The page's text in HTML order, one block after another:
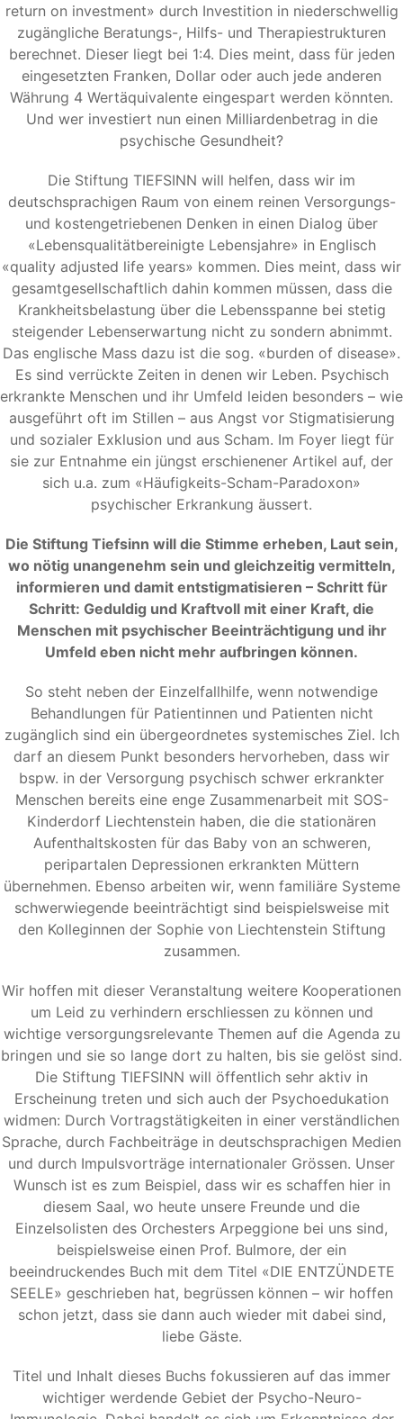
return on investment» durch Investition in niederschwellig
zugängliche Beratungs-, Hilfs- und Therapiestrukturen
berechnet. Dieser liegt bei 1:4. Dies meint, dass für jeden
eingesetzten Franken, Dollar oder auch jede anderen
Währung 4 Wertäquivalente eingespart werden könnten.
Und wer investiert nun einen Milliardenbetrag in die
psychische Gesundheit?
Die Stiftung TIEFSINN will helfen, dass wir im
deutschsprachigen Raum von einem reinen Versorgungs-
und kostengetriebenen Denken in einen Dialog über
«Lebensqualitätbereinigte Lebensjahre» in Englisch
«quality adjusted life years» kommen. Dies meint, dass wir
gesamtgesellschaftlich dahin kommen müssen, dass die
Krankheitsbelastung über die Lebensspanne bei stetig
steigender Lebenserwartung nicht zu sondern abnimmt.
Das englische Mass dazu ist die sog. «burden of disease».
Es sind verrückte Zeiten in denen wir Leben. Psychisch
erkrankte Menschen und ihr Umfeld leiden besonders – wie
ausgeführt oft im Stillen – aus Angst vor Stigmatisierung
und sozialer Exklusion und aus Scham. Im Foyer liegt für
sie zur Entnahme ein jüngst erschienener Artikel auf, der
sich u.a. zum «Häufigkeits-Scham-Paradoxon»
psychischer Erkrankung äussert.
Die Stiftung Tiefsinn will die Stimme erheben, Laut sein,
wo nötig unangenehm sein und gleichzeitig vermitteln,
informieren und damit entstigmatisieren – Schritt für
Schritt: Geduldig und Kraftvoll mit einer Kraft, die
Menschen mit psychischer Beeinträchtigung und ihr
Umfeld eben nicht mehr aufbringen können.
So steht neben der Einzelfallhilfe, wenn notwendige
Behandlungen für Patientinnen und Patienten nicht
zugänglich sind ein übergeordnetes systemisches Ziel. Ich
darf an diesem Punkt besonders hervorheben, dass wir
bspw. in der Versorgung psychisch schwer erkrankter
Menschen bereits eine enge Zusammenarbeit mit SOS-
Kinderdorf Liechtenstein haben, die die stationären
Aufenthaltskosten für das Baby von an schweren,
peripartalen Depressionen erkrankten Müttern
übernehmen. Ebenso arbeiten wir, wenn familiäre Systeme
schwerwiegende beeinträchtigt sind beispielsweise mit
den Kolleginnen der Sophie von Liechtenstein Stiftung
zusammen.
Wir hoffen mit dieser Veranstaltung weitere Kooperationen
um Leid zu verhindern erschliessen zu können und
wichtige versorgungsrelevante Themen auf die Agenda zu
bringen und sie so lange dort zu halten, bis sie gelöst sind.
Die Stiftung TIEFSINN will öffentlich sehr aktiv in
Erscheinung treten und sich auch der Psychoedukation
widmen: Durch Vortragstätigkeiten in einer verständlichen
Sprache, durch Fachbeiträge in deutschsprachigen Medien
und durch Impulsvorträge internationaler Grössen. Unser
Wunsch ist es zum Beispiel, dass wir es schaffen hier in
diesem Saal, wo heute unsere Freunde und die
Einzelsolisten des Orchesters Arpeggione bei uns sind,
beispielsweise einen Prof. Bulmore, der ein
beeindruckendes Buch mit dem Titel «DIE ENTZÜNDETE
SEELE» geschrieben hat, begrüssen können – wir hoffen
schon jetzt, dass sie dann auch wieder mit dabei sind,
liebe Gäste.
Titel und Inhalt dieses Buchs fokussieren auf das immer
wichtiger werdende Gebiet der Psycho-Neuro-